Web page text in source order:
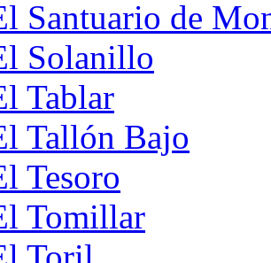
Santuario de
Solanillo
Tablar
Tallón Bajo
Tesoro
Tomillar